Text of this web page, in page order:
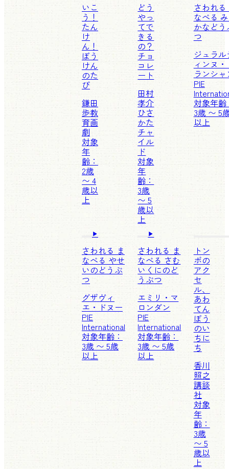
いこ
う！
たん
け
ん！
ぼう
けん
のた
び
鎌田
歩教
育画
劇
対象
年
齢：
2歳
〜 4
歳以
上
どう
やっ
てで
きる
の？
チョ
コレ
ート
田村
孝介
ひさ
かた
チャ
イル
ド
対象
年
齢：
3歳
〜 5
歳以
上
さわれる
なべる
かなどう
つ
ジュラル
ィンヌ・
ランシャ
PIE
対象年齢
3歳 〜 5
以上
さわれる ま
なべる やせ
いのどうぶ
つ
グザヴィ
エ・ドヌー
PIE
International
対象年齢：
3歳 〜 5歳
以上
さわれる ま
なべる さむ
いくにのど
うぶつ
エミリ・マ
ロンダン
PIE
International
対象年齢：
3歳 〜 5歳
以上
トン
ボの
アク
セ
ル、
あわ
てん
ぼう
のい
ちに
ち
香川
照之
講談
社
対象
年
齢：
3歳
〜 5
歳以
上